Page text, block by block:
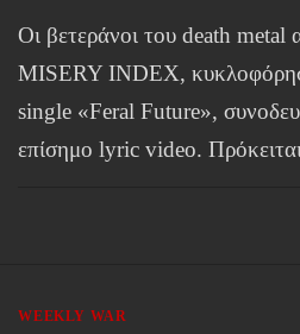
Οι βετεράνοι του death metal
MISERY INDEX,
single «Feral Future»,
επίσημο lyric video.
WEEKLY WAR